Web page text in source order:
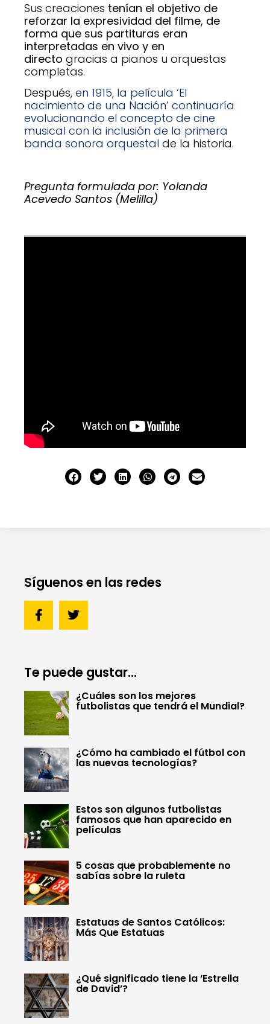
Sus creaciones tenían el objetivo de
reforzar la expresividad del filme, de
forma que sus partituras eran
interpretadas en vivo y en
directo gracias a pianos u orquestas
completas.
Después, en 1915, la película ‘El
nacimiento de una Nación’ continuaría
evolucionando el concepto de cine
musical con la inclusión de la primera
banda sonora orquestal de la historia.
Pregunta formulada por: Yolanda
Acevedo Santos (Melilla)
Síguenos en las redes
Te puede gustar...
¿Cuáles son los mejores
futbolistas que tendrá el Mundial?
¿Cómo ha cambiado el fútbol con
las nuevas tecnologías?
Estos son algunos futbolistas
famosos que han aparecido en
películas
5 cosas que probablemente no
sabías sobre la ruleta
Estatuas de Santos Católicos:
Más Que Estatuas
¿Qué significado tiene la ‘Estrella
de David’?